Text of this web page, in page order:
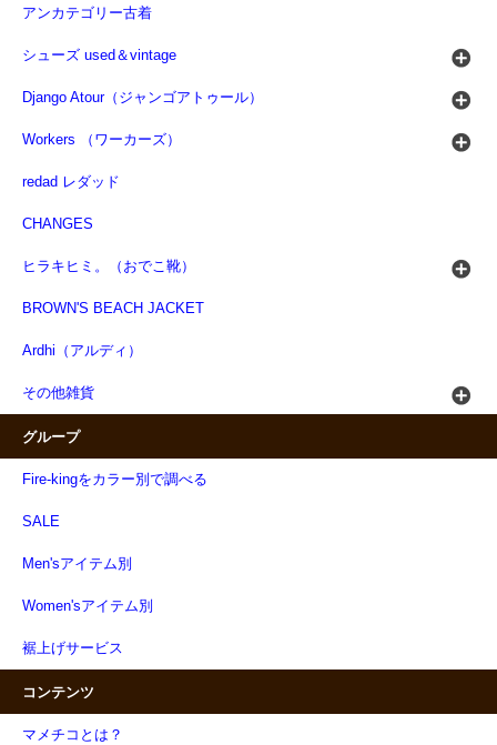
アンカテゴリー古着
シューズ used＆vintage
Django Atour（ジャンゴアトゥール）
Workers （ワーカーズ）
redad レダッド
CHANGES
ヒラキヒミ。（おでこ靴）
BROWN'S BEACH JACKET
Ardhi（アルディ）
その他雑貨
グループ
Fire-kingをカラー別で調べる
SALE
Men'sアイテム別
Women'sアイテム別
裾上げサービス
コンテンツ
マメチコとは？